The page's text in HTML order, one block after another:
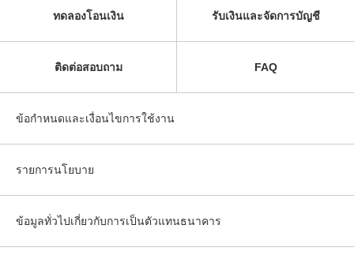
ทดลองโอนเงิน รับเงินและจัดการบัญชี
ติดต่อสอบถาม FAQ
ข้อกำหนดและเงื่อนไขการใช้งาน
รายการนโยบาย
ข้อมูลทั่วไปเกี่ยวกับการเป็นตัวแทนธนาคาร